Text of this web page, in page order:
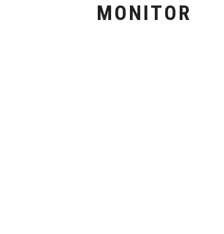
MONITOR